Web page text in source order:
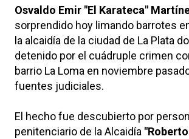
Osvaldo Emir "El Karateca"
sorprendido hoy limando barrotes
la alcaidía de la ciudad de La Plata
detenido por el cuádruple crimen
barrio La Loma en noviembre
fuentes judiciales.
El hecho fue descubierto por
penitenciario de la Alcaidía